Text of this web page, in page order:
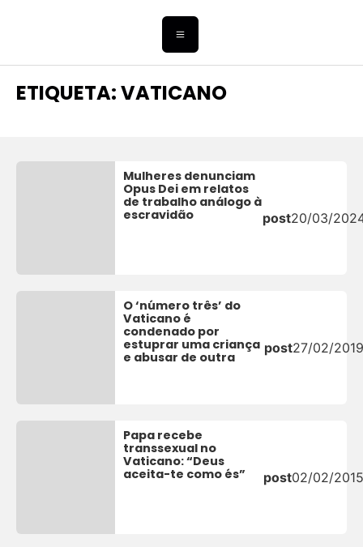
ETIQUETA: VATICANO
Mulheres denunciam
Opus Dei em relatos
de trabalho análogo à
escravidão
post20/03/
O ‘número três’ do
Vaticano é
condenado por
estuprar uma criança
e abusar de outra
post27/02/2019
Papa recebe
transsexual no
Vaticano: “Deus
aceita-te como és”
post02/02/